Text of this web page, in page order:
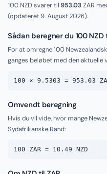
100 NZD svarer til 953.03 ZAR
(opdateret9. August 2026).
Sådan beregner du 100 NZD
For at omregne 100
ganges beløbet med den aktuelle
100 × 9.5303 = 953.03
Omvendt beregning
Hvis du vil vide, hvor mange
Sydafrikanske Rand:
100 ZAR = 10.49 NZD